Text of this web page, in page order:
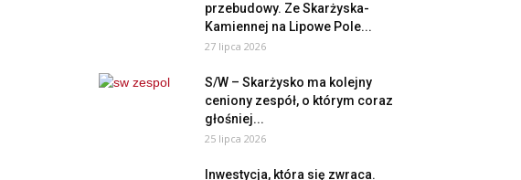
przebudowy. Ze Skarżyska-
Kamiennej na Lipowe Pole...
27 lipca 2026
S/W – Skarżysko ma kolejny
ceniony zespół, o którym coraz
głośniej...
25 lipca 2026
Inwestycja, która się zwraca.